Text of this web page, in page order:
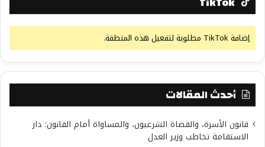
إضافة TikTok مطلوبة لتفعيل هذه المنطقة.
أحدث المقالات
قانون الأسرة، والقضاة الشرعيون، والمساواة أمام القانون: دار
الاستقامة تخاطب وزير العدل